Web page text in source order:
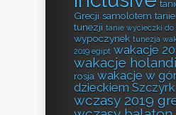
Grecji samolotem
tunezji tanie wycieczki do
wypoczynek tunezja
2019 egipt wakacje
wakacje
rosja wakacje w
dzieckiem Szczyrk
wczasy 2019